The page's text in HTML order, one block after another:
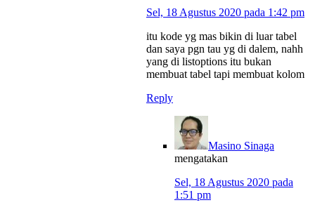
Sel, 18 Agustus 2020 pada 1:42 pm
itu kode yg mas bikin di luar tabel
dan saya pgn tau yg di dalem, nahh
yang di listoptions itu bukan
membuat tabel tapi membuat kolom
Reply
Masino Sinaga
mengatakan
Sel, 18 Agustus 2020 pada
1:51 pm